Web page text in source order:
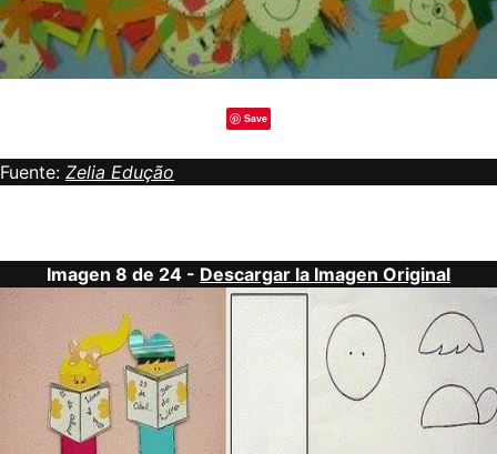
Save
Fuente: Zelia Edução
Imagen 8 de 24 - Descargar la Imagen Original